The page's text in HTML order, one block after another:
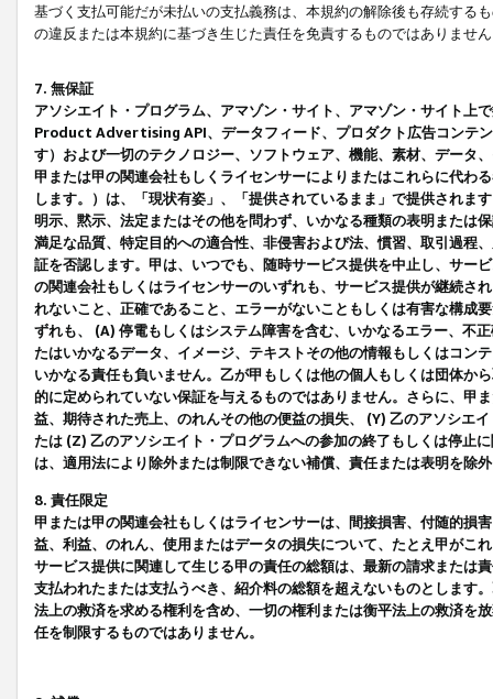
基づく支払可能だが未払いの支払義務は、本規約の解除後も存続する
の違反または本規約に基づき生じた責任を免責するものではありませ
7. 無保証
アソシエイト・プログラム、アマゾン・サイト、アマゾン・サイト上
Product Advertising API、データフィード、プロダクト広告コンテ
す）および一切のテクノロジー、ソフトウェア、機能、素材、データ
甲または甲の関連会社もしくライセンサーによりまたはこれらに代わ
します。）は、「現状有姿」、「提供されているまま」で提供されま
明示、黙示、法定またはその他を問わず、いかなる種類の表明または
満足な品質、特定目的への適合性、非侵害および法、慣習、取引過程
証を否認します。甲は、いつでも、随時サービス提供を中止し、サー
の関連会社もしくはライセンサーのいずれも、サービス提供が継続さ
れないこと、正確であること、エラーがないこともしくは有害な構成
ずれも、 (A) 停電もしくはシステム障害を含む、いかなるエラー、不
たはいかなるデータ、イメージ、テキストその他の情報もしくはコン
いかなる責任も負いません。乙が甲もしくは他の個人もしくは団体か
的に定められていない保証を与えるものではありません。さらに、甲
益、期待された売上、のれんその他の便益の損失、 (Y) 乙のアソシエ
たは (Z) 乙のアソシエイト・プログラムへの参加の終了もしくは停止
は、適用法により除外または制限できない補償、責任または表明を除
8. 責任限定
甲または甲の関連会社もしくはライセンサーは、間接損害、付随的損
益、利益、のれん、使用またはデータの損失について、たとえ甲がこ
サービス提供に関連して生じる甲の責任の総額は、最新の請求または
支払われたまたは支払うべき、紹介料の総額を超えないものとします
法上の救済を求める権利を含め、一切の権利または衡平法上の救済を
任を制限するものではありません。